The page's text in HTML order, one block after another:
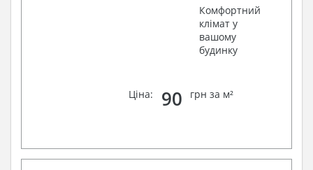
Комфортний
клімат у
вашому
будинку
Ціна: 90 грн за м²